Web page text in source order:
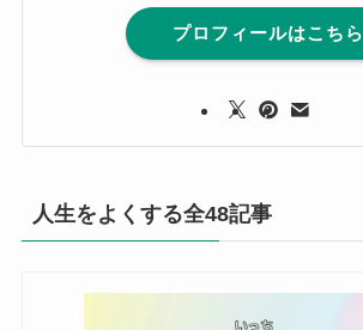
プロフィールはこちら
人生をよくする全48記事